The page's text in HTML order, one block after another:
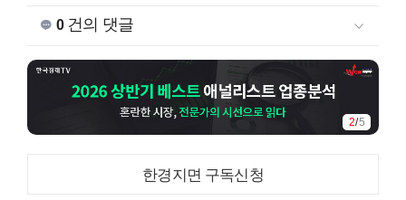
0건의 댓글
3/5
한경지면 구독신청